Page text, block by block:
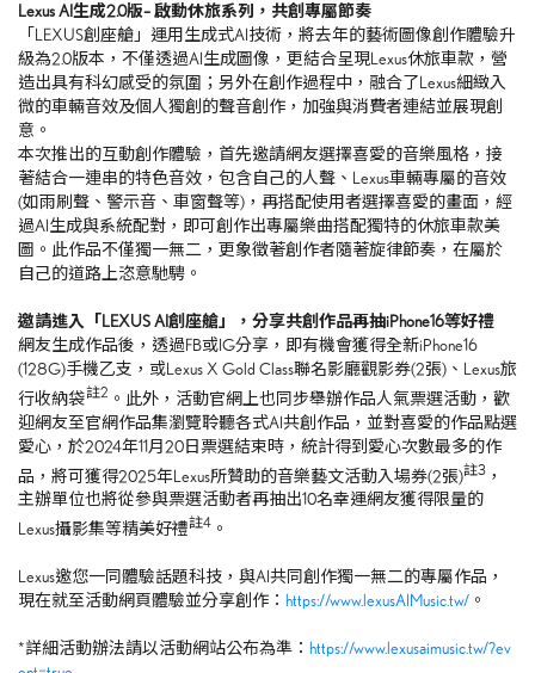
Lexus AI生成2.0版–啟動休旅系列，共創專屬節奏
「LEXUS創座艙」運用生成式AI技術，將去年的藝術圖像創作體驗升
級為2.0版本，不僅透過AI生成圖像，更結合呈現Lexus休旅車款，營
造出具有科幻感受的氛圍；另外在創作過程中，融合了Lexus細緻入
微的車輛音效及個人獨創的聲音創作，加強與消費者連結並展現創
意。
本次推出的互動創作體驗，首先邀請網友選擇喜愛的音樂風格，接
著結合一連串的特色音效，包含自己的人聲、Lexus車輛專屬的音效
(如雨刷聲、警示音、車窗聲等)，再搭配使用者選擇喜愛的畫面，經
過AI生成與系統配對，即可創作出專屬樂曲搭配獨特的休旅車款美
圖。此作品不僅獨一無二，更象徵著創作者隨著旋律節奏，在屬於
自己的道路上恣意馳騁。
邀請進入「LEXUS AI創座艙」，分享共創作品再抽iPhone16等好禮
網友生成作品後，透過FB或IG分享，即有機會獲得全新iPhone16
(128G)手機乙支，或Lexus X Gold Class聯名影廳觀影券(2張)、Lexus旅
行收納袋註2 。此外，活動官網上也同步舉辦作品人氣票選活動，歡
迎網友至官網作品集瀏覽聆聽各式AI共創作品，並對喜愛的作品點選
愛心，於2024年11月20日票選結束時，統計得到愛心次數最多的作
品，將可獲得2025年Lexus所贊助的音樂藝文活動入場券(2張)註3 ，
主辦單位也將從參與票選活動者再抽出10名幸運網友獲得限量的
Lexus攝影集等精美好禮註4 。
Lexus邀您一同體驗話題科技，與AI共同創作獨一無二的專屬作品，
現在就至活動網頁體驗並分享創作： https://www.lexusAIMusic.tw/ 。
*詳細活動辦法請以活動網站公布為準： https://www.lexusaimusic.tw/?ev